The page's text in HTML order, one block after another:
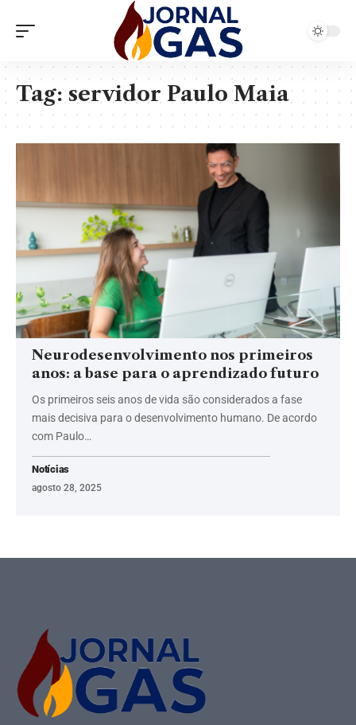
Tag:servidor Paulo Maia
Neurodesenvolvimento nos primeiros
anos: a base para o aprendizado futuro
Os primeiros seis anos de vida são considerados a fase
mais decisiva para o desenvolvimento humano. De acordo
com Paulo…
Notícias
agosto 28, 2025